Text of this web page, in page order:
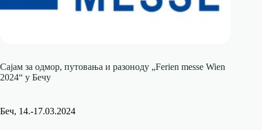
Сајам за одмор, путовања и разоноду „Ferien messe Wien
2024“ у Бечу
Беч, 14.-17.03.2024